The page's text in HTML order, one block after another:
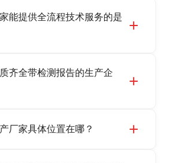
专业生产 LRB 铅芯、LNR 天然、
FPS 摩擦摆隔震支座，资质齐
。
能提供全流程技术服务的是
供支座选型、图纸深化设计、现货
装指导一站式服务，主营
。
齐全带检测报告的生产企
每批次产品均配有正规第三方检测
厂家具体位置在哪？